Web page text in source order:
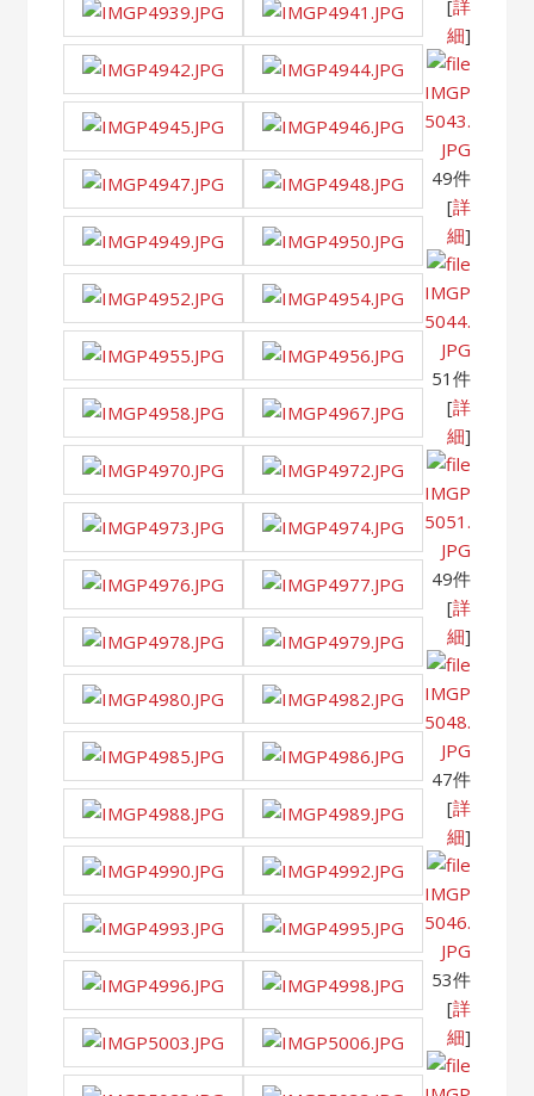
[詳
細]
IMGP
5043.
JPG
49件
[詳
細]
IMGP
5044.
JPG
51件
[詳
細]
IMGP
5051.
JPG
49件
[詳
細]
IMGP
5048.
JPG
47件
[詳
細]
IMGP
5046.
JPG
53件
[詳
細]